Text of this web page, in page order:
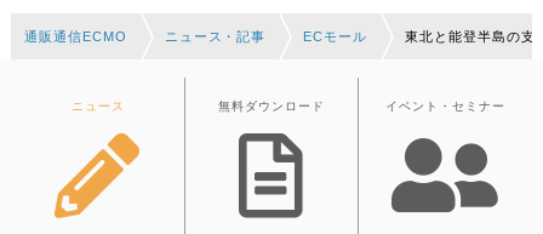
通販通信ECMO ニュース・記事 ECモール 東北と能登半島の
ニュース 無料ダウンロード イベント・セミナー